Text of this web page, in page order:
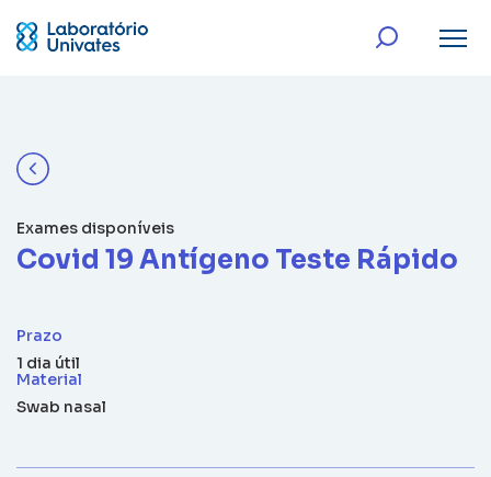
Exames disponíveis
Covid 19 Antígeno Teste Rápido
Prazo
1 dia útil
Material
Swab nasal